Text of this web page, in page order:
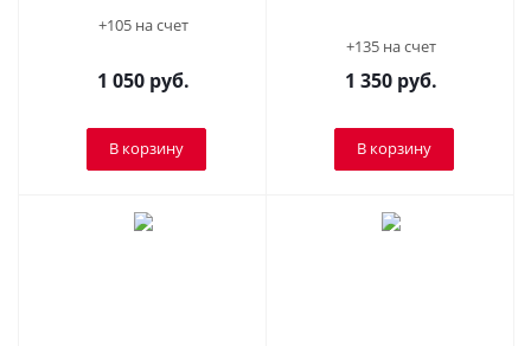
+105 на счет
1 050руб.
В корзину
+135 на счет
1 350руб.
В корзину